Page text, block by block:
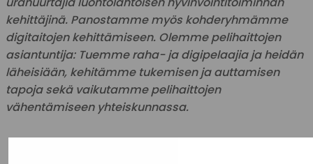
kehittäjinä. Panostamme myös kohderyhmämme
digitaitojen kehittämiseen. Olemme pelihaittojen
asiantuntija: Tuemme raha- ja digipelaajia ja heidän
läheisiään, kehitämme tukemisen ja auttamisen
tapoja sekä vaikutamme pelihaittojen
vähentämiseen yhteiskunnassa.